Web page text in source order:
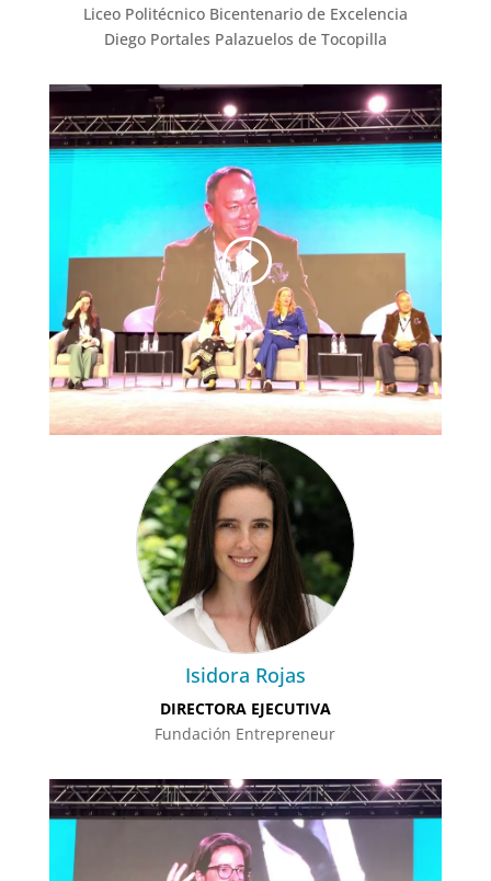
Liceo Politécnico Bicentenario de Excelencia
Diego Portales Palazuelos de Tocopilla
Isidora Rojas
DIRECTORA EJECUTIVA
Fundación Entrepreneur